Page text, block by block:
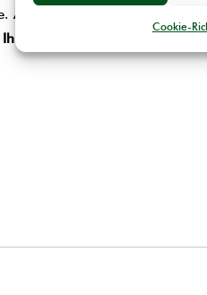
Cookie-
Alle Abstimmungen erfolgen
könnt mit eurer Meinung